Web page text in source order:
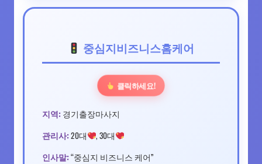
중심지비즈니스홈케어
클릭하세요!
지역: 경기출장마사지
관리사: 20대 , 30대
인사말: “중심지 비즈니스 케어”